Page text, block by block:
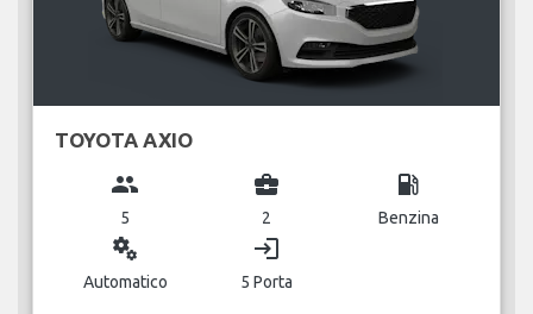
TOYOTA AXIO
group
5
business_center
2
local_gas_station
Benzina
miscellaneous_services
Automatico
login
5 Porta